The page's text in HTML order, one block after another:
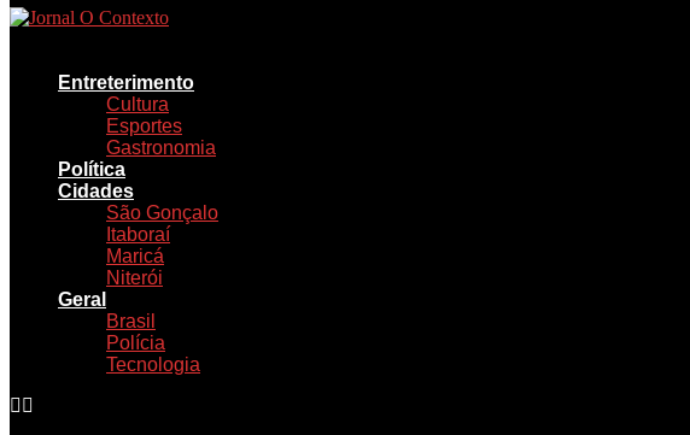
Ir
conteúdoEntreterimento
Cultura
Esportes
Gastronomia
Política
Cidades
São Gonçalo
Itaboraí
Maricá
Niterói
Geral
Brasil
Polícia
Tecnologia